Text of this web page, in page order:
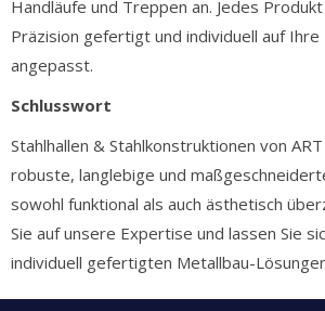
Handläufe und Treppen an. Jedes
Präzision gefertigt und individuell auf Ihre
angepasst.
Schlusswort
Stahlhallen & Stahlkonstruktionen von
robuste, langlebige und
sowohl funktional als auch ästhetisch
Sie auf unsere Expertise und lassen Sie
individuell gefertigten Metallbau-